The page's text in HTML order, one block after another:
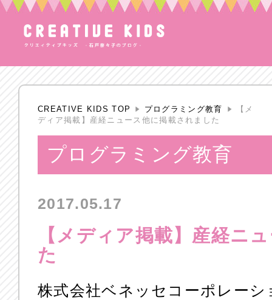
CREATIVE KIDS TOP プログラミング教育
【メ
ディア掲載】産経ニュース他に掲載されました
プログラミング教育
2017.05.17
【メディア掲載】産経ニ
た
株式会社ベネッセコーポレー